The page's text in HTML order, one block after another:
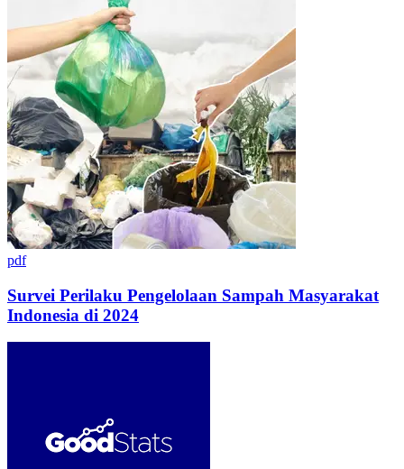
pdf
Survei Perilaku Pengelolaan Sampah Masyarakat
Indonesia di 2024